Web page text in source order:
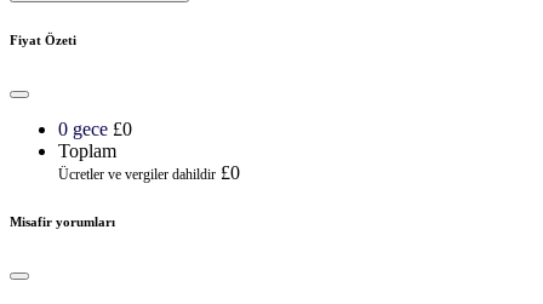
Fiyat Özeti
0 gece £0
Toplam
Ücretler ve vergiler dahildir £0
Misafir yorumları